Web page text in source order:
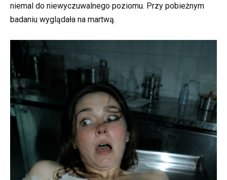
niemal do niewyczuwalnego poziomu. Przy pobieżnym
badaniu wyglądała na martwą.